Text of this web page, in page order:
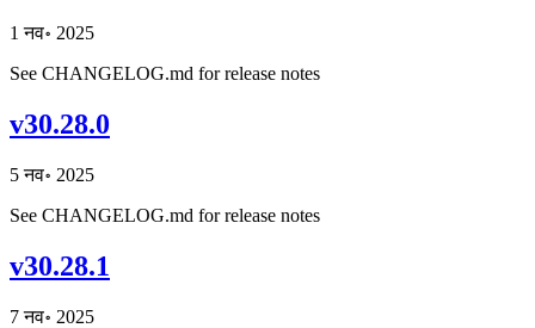
1 नव॰ 2025
See CHANGELOG.md for release notes
v30.28.0
5 नव॰ 2025
See CHANGELOG.md for release notes
v30.28.1
7 नव॰ 2025